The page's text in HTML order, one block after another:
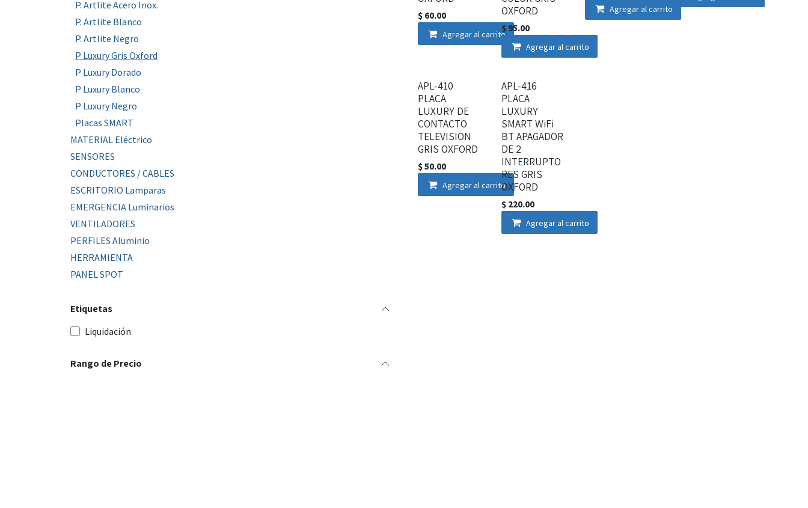
P. Artlite Acero Inox.
P. Artlite Blanco
P. Artlite Negro
P Luxury Gris Oxford
P Luxury Dorado
P Luxury Blanco
P Luxury Negro
Placas SMART
MATERIAL Eléctrico
SENSORES
CONDUCTORES / CABLES
ESCRITORIO Lamparas
EMERGENCIA Luminarios
VENTILADORES
PERFILES Aluminio
HERRAMIENTA
PANEL SPOT
Etiquetas
Liquidación
Rango de Precio
$ 60.00
Agregar al carrito
OXFORD
$ 95.00
Agregar al carrito
Agregar al carrito
APL-410
PLACA
LUXURY DE
CONTACTO
TELEVISION
GRIS OXFORD
$50.00
Agregar al carrito
APL-416
PLACA
LUXURY
SMART WiFi
BT APAGADOR
DE 2
INTERRUPTO
RES GRIS
OXFORD
$ 220.00
Agregar al carrito